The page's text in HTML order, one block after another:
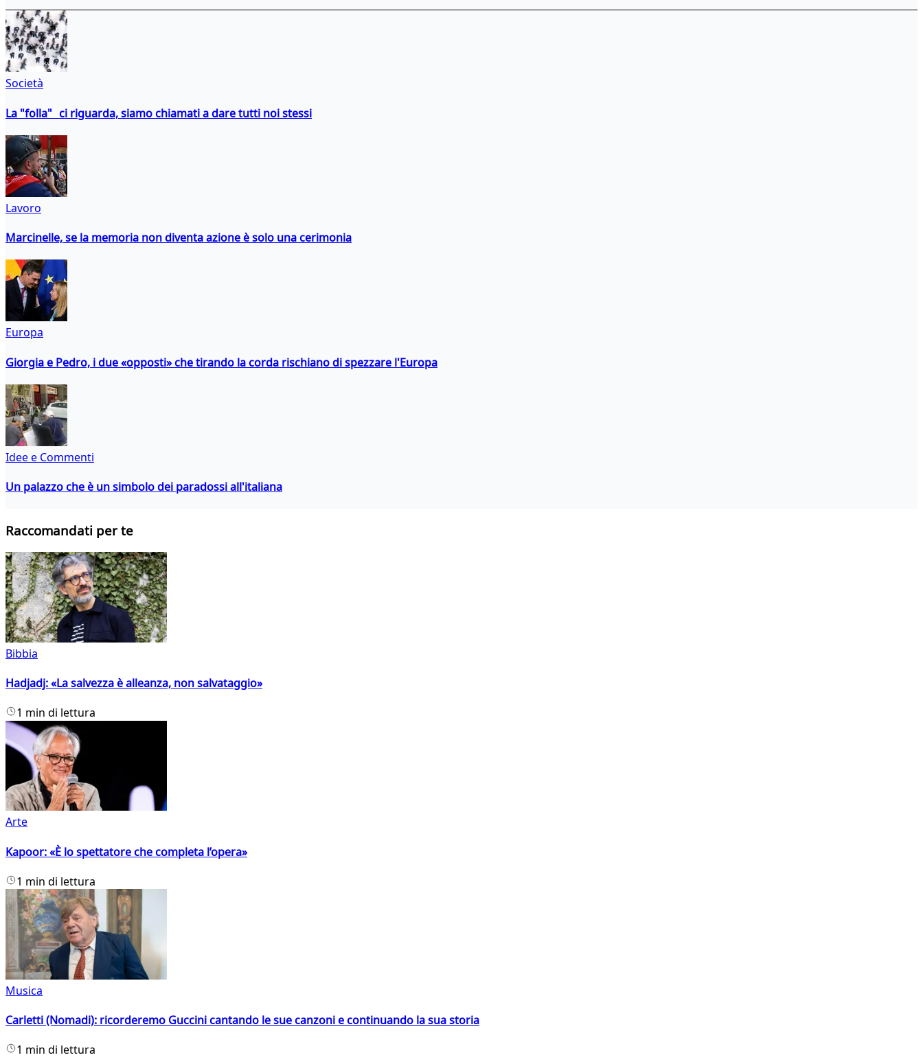
Società
La "folla" ci riguarda, siamo chiamati a dare tutti noi stessi
Lavoro
Marcinelle, se la memoria non diventa azione è solo una cerimonia
Europa
Giorgia e Pedro, i due «opposti» che tirando la corda rischiano di spezzare l'Europa
Idee e Commenti
Un palazzo che è un simbolo dei paradossi all'italiana
Raccomandati per te
Bibbia
Hadjadj: «La salvezza è alleanza, non salvataggio»
1 min di lettura
Arte
Kapoor: «È lo spettatore che completa l’opera»
1 min di lettura
Musica
Carletti (Nomadi): ricorderemo Guccini cantando le sue canzoni e continuando la sua storia
1 min di lettura